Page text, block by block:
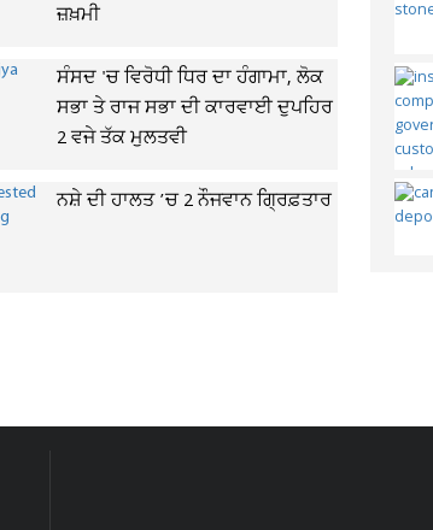
ਜ਼ਖ਼ਮੀ
ਸੰਸਦ 'ਚ ਵਿਰੋਧੀ ਧਿਰ ਦਾ ਹੰਗਾਮਾ, ਲੋਕ
ਸਭਾ ਤੇ ਰਾਜ ਸਭਾ ਦੀ ਕਾਰਵਾਈ ਦੁਪਹਿਰ
2 ਵਜੇ ਤੱਕ ਮੁਲਤਵੀ
ਨਸ਼ੇ ਦੀ ਹਾਲਤ ’ਚ 2 ਨੌਜਵਾਨ ਗ੍ਰਿਫ਼ਤਾਰ